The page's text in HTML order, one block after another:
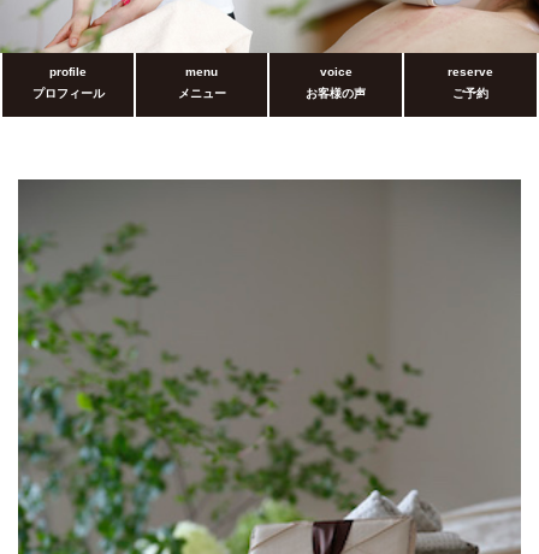
profile
プロフィール
menu
メニュー
voice
お客様の声
reserve
ご予約